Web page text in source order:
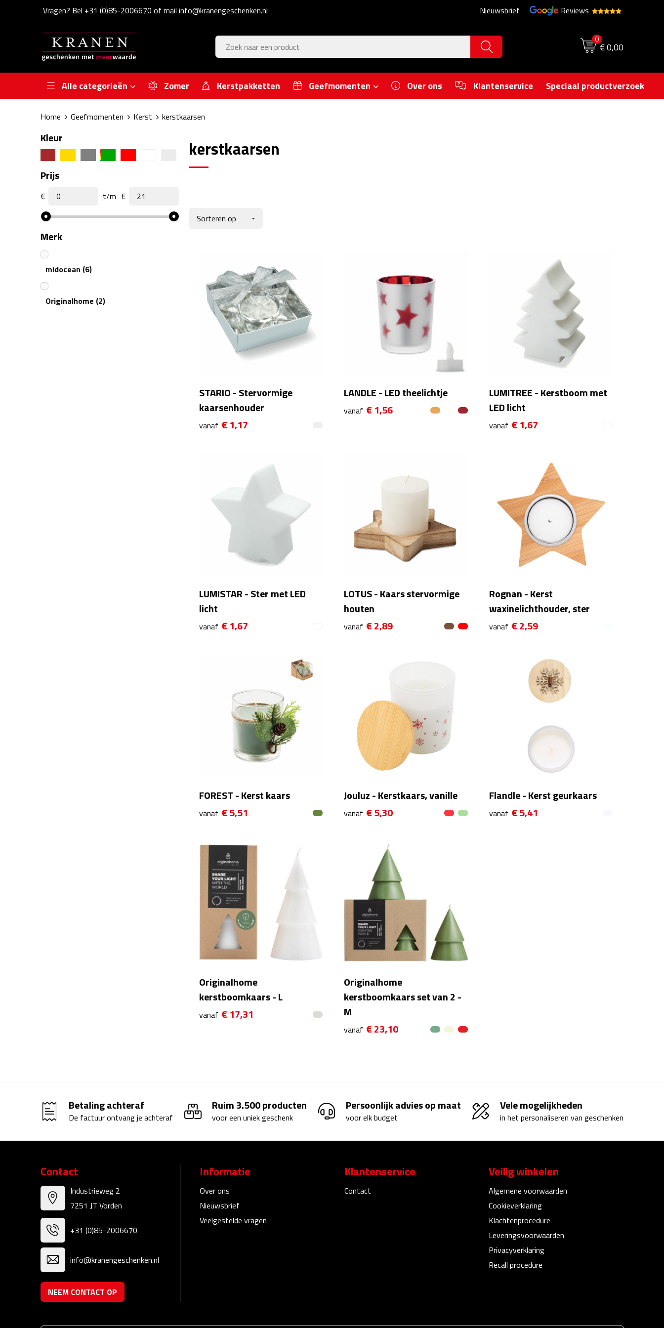
Vragen? Bel +31 (0)85-2006670 of mail info@kranengeschenken.nl Nieuwsbrief Reviews
0
€ 0,00
Alle categorieën Zomer Kerstpakketten Geefmomenten Over ons Klantenservice Speciaal productverzoek
Home Geefmomenten Kerst kerstkaarsen
Kleur
Prijs
€ t/m €
Merk
midocean (6)
Originalhome (2)
kerstkaarsen
STARIO - Stervormige
kaarsenhouder
vanaf € 1,17
LANDLE - LED theelichtje
vanaf € 1,56
LUMITREE - Kerstboom met
LED licht
vanaf € 1,67
LUMISTAR - Ster met LED
licht
vanaf € 1,67
LOTUS - Kaars stervormige
houten
vanaf € 2,89
Rognan - Kerst
waxinelichthouder, ster
vanaf € 2,59
FOREST - Kerst kaars
vanaf € 5,51
Jouluz - Kerstkaars, vanille
vanaf € 5,30
Flandle - Kerst geurkaars
vanaf € 5,41
Originalhome
kerstboomkaars - L
vanaf € 17,31
Originalhome
kerstboomkaars set van 2 -
M
vanaf € 23,10
Betaling achteraf
De factuur ontvang je achteraf
Ruim 3.500 producten
voor een uniek geschenk
Persoonlijk advies op maat
voor elk budget
Vele mogelijkheden
in het personaliseren van geschenken
Contact
Industrieweg 2
7251 JT Vorden
+31 (0)85-2006670
info@kranengeschenken.nl
NEEM CONTACT OP
Informatie
Over ons
Nieuwsbrief
Veelgestelde vragen
Klantenservice
Contact
Veilig winkelen
Algemene voorwaarden
Cookieverklaring
Klachtenprocedure
Leveringsvoorwaarden
Privacyverklaring
Recall procedure